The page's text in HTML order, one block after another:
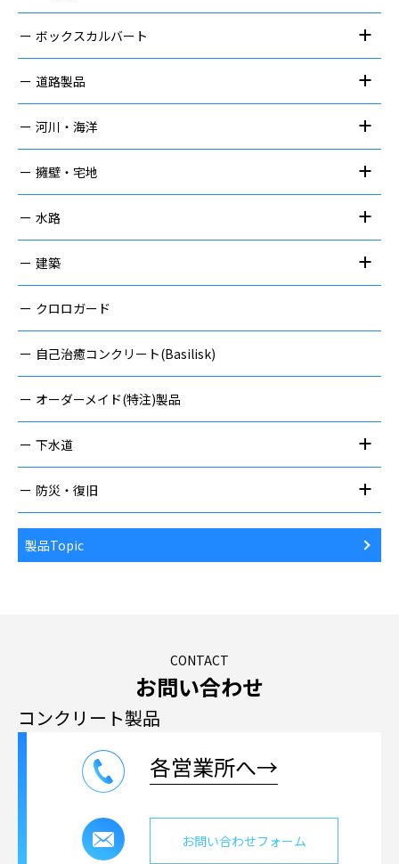
ボックスカルバート
道路製品
河川・海洋
擁壁・宅地
水路
建築
クロロガード
自己治癒コンクリート(Basilisk)
オーダーメイド(特注)製品
下水道
防災・復旧
製品Topic
CONTACT
お問い合わせ
コンクリート製品
各営業所へ→
お問い合わせフォーム